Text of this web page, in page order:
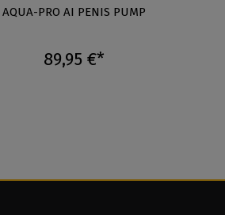
AQUA-PRO AI PENIS PUMP
89,95 €*